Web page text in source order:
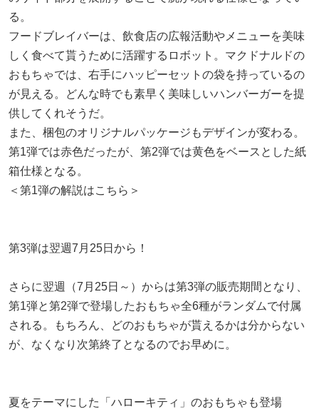
る。
フードブレイバーは、飲食店の広報活動やメニューを美味
しく食べて貰うために活躍するロボット。マクドナルドの
おもちゃでは、右手にハッピーセットの袋を持っているの
が見える。どんな時でも素早く美味しいハンバーガーを提
供してくれそうだ。
また、梱包のオリジナルパッケージもデザインが変わる。
第1弾では赤色だったが、第2弾では黄色をベースとした紙
箱仕様となる。
＜第1弾の解説はこちら＞
第3弾は翌週7月25日から！
さらに翌週（7月25日～）からは第3弾の販売期間となり、
第1弾と第2弾で登場したおもちゃ全6種がランダムで付属
される。もちろん、どのおもちゃが貰えるかは分からない
が、なくなり次第終了となるのでお早めに。
夏をテーマにした「ハローキティ」のおもちゃも登場